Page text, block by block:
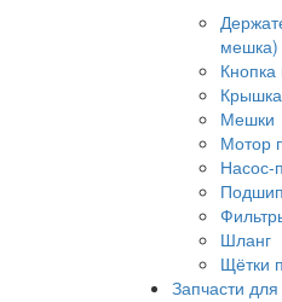
мешка)
Мешки
Мотор
Насос-
Шланг
Щётки
Запчасти